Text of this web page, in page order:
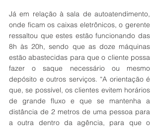
Já em relação à sala de autoatendimento,
onde ficam os caixas eletrônicos, o gerente
ressaltou que estes estão funcionando das
8h às 20h, sendo que as doze máquinas
estão abastecidas para que o cliente possa
fazer o saque necessário ou mesmo
depósito e outros serviços. “A orientação é
que, se possível, os clientes evitem horários
de grande fluxo e que se mantenha a
distância de 2 metros de uma pessoa para
a outra dentro da agência, para que o